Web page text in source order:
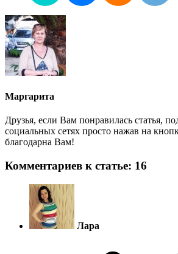
Маргарита
Друзья, если Вам понравилась статья,
социальных сетях просто нажав на
благодарна Вам!
Комментариев к статье: 16
Лара